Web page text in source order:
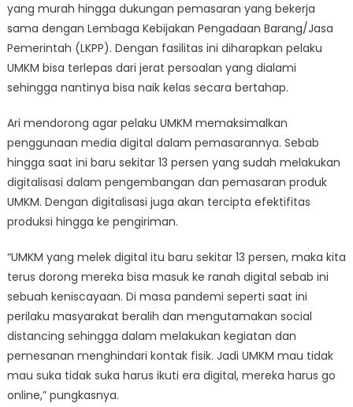
yang murah hingga dukungan pemasaran yang bekerja
sama dengan Lembaga Kebijakan Pengadaan Barang/Jasa
Pemerintah (LKPP). Dengan fasilitas ini diharapkan pelaku
UMKM bisa terlepas dari jerat persoalan yang dialami
sehingga nantinya bisa naik kelas secara bertahap.
Ari mendorong agar pelaku UMKM memaksimalkan
penggunaan media digital dalam pemasarannya. Sebab
hingga saat ini baru sekitar 13 persen yang sudah melakukan
digitalisasi dalam pengembangan dan pemasaran produk
UMKM. Dengan digitalisasi juga akan tercipta efektifitas
produksi hingga ke pengiriman.
“UMKM yang melek digital itu baru sekitar 13 persen, maka kita
terus dorong mereka bisa masuk ke ranah digital sebab ini
sebuah keniscayaan. Di masa pandemi seperti saat ini
perilaku masyarakat beralih dan mengutamakan social
distancing sehingga dalam melakukan kegiatan dan
pemesanan menghindari kontak fisik. Jadi UMKM mau tidak
mau suka tidak suka harus ikuti era digital, mereka harus go
online,” pungkasnya.